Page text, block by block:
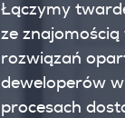
Łączymy
ze
rozwiązań
deweloperów
procesach